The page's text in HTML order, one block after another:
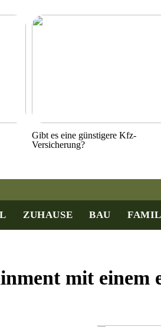
Gibt es eine günstigere Kfz-
Versicherung?
ZUHAUSE BAU
mit einem